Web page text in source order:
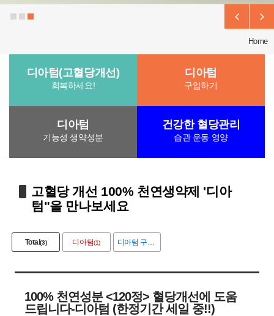
Home
디아텀(고혈당개선)
회복하세요!
디아텀
구입하기
디아텀
기능성 생약성분
건강한 혈당관리
습관 운동 영양
고혈당 개선 100% 천연생약제 '디아
텀"을 만나보세요
Total(3) 디아텀(1) 디아텀 구입
100% 천연성분 <120정> 혈당개선에 도움
드립니다-디아텀 (한정기간 세일 중!!)